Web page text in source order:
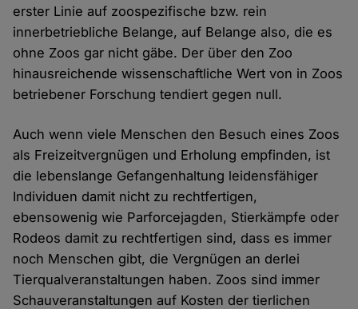
erster Linie auf zoospezifische bzw. rein
innerbetriebliche Belange, auf Belange also, die es
ohne Zoos gar nicht gäbe. Der über den Zoo
hinausreichende wissenschaftliche Wert von in Zoos
betriebener Forschung tendiert gegen null.
Auch wenn viele Menschen den Besuch eines Zoos
als Freizeitvergnügen und Erholung empfinden, ist
die lebenslange Gefangenhaltung leidensfähiger
Individuen damit nicht zu rechtfertigen,
ebensowenig wie Parforcejagden, Stierkämpfe oder
Rodeos damit zu rechtfertigen sind, dass es immer
noch Menschen gibt, die Vergnügen an derlei
Tierqualveranstaltungen haben. Zoos sind immer
Schauveranstaltungen auf Kosten der tierlichen